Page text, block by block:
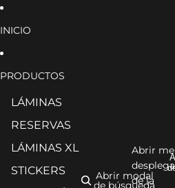
INICIO
PRODUCTOS
LÁMINAS
RESERVAS
LÁMINAS XL
STICKERS
Abrir modal
de búsqueda
Abrir
de la